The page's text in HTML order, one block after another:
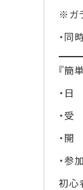
※ガ
・同
『簡
・日
・
・開
・参
初心